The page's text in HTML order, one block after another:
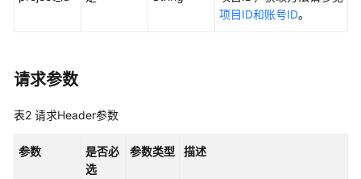
用
佳
践
项目ID和账号ID。
请求参数
表2 请求Header参数
参数
是否必
选
参数类型 描述